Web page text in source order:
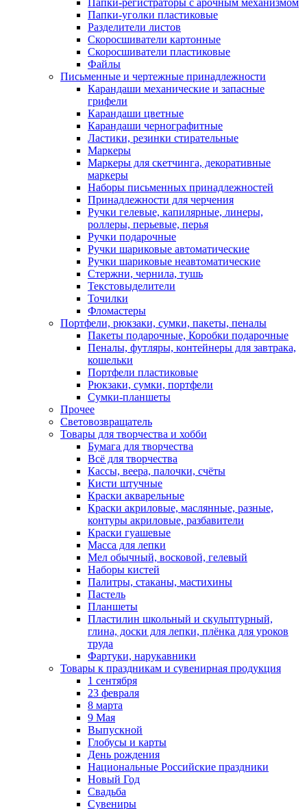
Папки-регистраторы с арочным механизмом
Папки-уголки пластиковые
Разделители листов
Скоросшиватели картонные
Скоросшиватели пластиковые
Файлы
Письменные и чертежные принадлежности
Карандаши механические и запасные
грифели
Карандаши цветные
Карандаши чернографитные
Ластики, резинки стирательные
Маркеры
Маркеры для скетчинга, декоративные
маркеры
Наборы письменных принадлежностей
Принадлежности для черчения
Ручки гелевые, капилярные, линеры,
роллеры, перьевые, перья
Ручки подарочные
Ручки шариковые автоматические
Ручки шариковые неавтоматические
Стержни, чернила, тушь
Текстовыделители
Точилки
Фломастеры
Портфели, рюкзаки, сумки, пакеты, пеналы
Пакеты подарочные, Коробки подарочные
Пеналы, футляры, контейнеры для завтрака,
кошельки
Портфели пластиковые
Рюкзаки, сумки, портфели
Сумки-планшеты
Прочее
Световозвращатель
Товары для творчества и хобби
Бумага для творчества
Всё для творчества
Кассы, веера, палочки, счёты
Кисти штучные
Краски акварельные
Краски акриловые, маслянные, разные,
контуры акриловые, разбавители
Краски гуашевые
Масса для лепки
Мел обычный, восковой, гелевый
Наборы кистей
Палитры, стаканы, мастихины
Пастель
Планшеты
Пластилин школьный и скульптурный,
глина, доски для лепки, плёнка для уроков
труда
Фартуки, нарукавники
Товары к праздникам и сувенирная продукция
1 сентября
23 февраля
8 марта
9 Мая
Выпускной
Глобусы и карты
День рождения
Национальные Российские праздники
Новый Год
Свадьба
Сувениры